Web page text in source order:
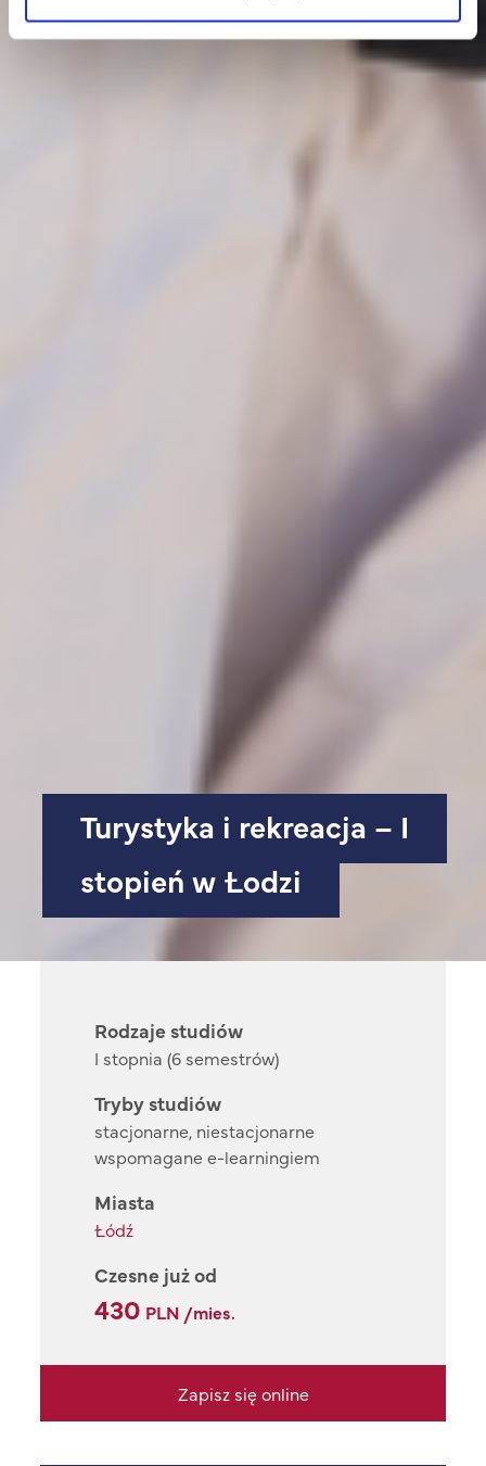
Turystyka i rekreacja – I
stopień w Łodzi
Rodzaje studiów
I stopnia (6 semestrów)
Tryby studiów
stacjonarne, niestacjonarne
wspomagane e-learningiem
Miasta
Łódź
Czesne już od
430 PLN /mies.
Zapisz się online